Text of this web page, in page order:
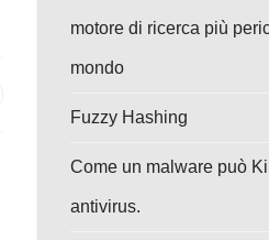
motore di ricerca più
mondo
Fuzzy Hashing
Come un malware può
antivirus.